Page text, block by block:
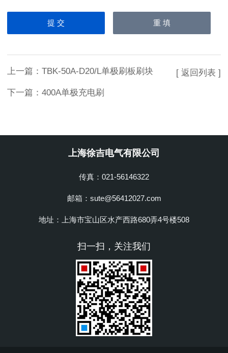
上一篇： TBK-50A-D20/L单极刷板刷块
下一篇： 400A单极充电刷
[ 返回列表 ]
上海徐吉电气有限公司
传真：021-56146322
邮箱：sute@56412027.com
地址：上海市宝山区水产西路680弄4号楼508
扫一扫，关注我们